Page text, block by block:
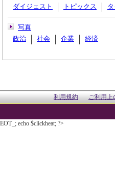
ダイジェスト トピックス
写真
政治
社会 企業 経済
利用規約 ご利用上
EOT_; echo $clickheat; ?>